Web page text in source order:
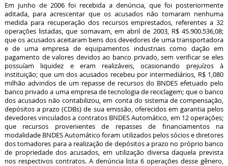
Em junho de 2006 foi recebida a denúncia, que foi posteriormente
aditada, para acrescentar que os acusados não tomaram nenhuma
medida para recuperação dos recursos emprestados, referentes a 32
operações listadas, que somavam, em abril de 2003, R$ 45.900.536,08;
que os acusados aceitaram bens dos devedores de uma transportadora
e de uma empresa de equipamentos industriais como dação em
pagamento de valores devidos ao banco privado, sem verificar se eles
possuíam liquidez e eram realizáveis, ocasionando prejuízos à
instituição; que um dos acusados recebeu por intermediários, R$ 1,080
milhão advindos de um repasse de recursos do BNDES efetuado pelo
banco privado a uma empresa de tecnologia de reciclagem; que o banco
dos acusados não contabilizou, em conta do sistema de compensação,
depósitos a prazo (CDBs) de sua emissão, oferecidos em garantia pelos
devedores vinculados a contratos BNDES Automático, em 12 operações;
que recursos provenientes de repasses de financiamentos na
modalidade BNDES Automático foram utilizados pelos sócios e diretores
dos tomadores para a realização de depósitos a prazo no próprio banco
de propriedade dos acusados, em utilização diversa daquela prevista
nos respectivos contratos. A denúncia lista 6 operações desse gênero,